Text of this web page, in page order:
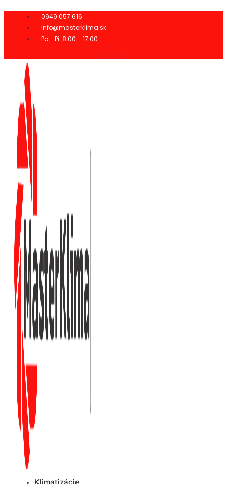
0949 057 616
info@masterklima.sk
Po - Pi: 8:00 - 17:00